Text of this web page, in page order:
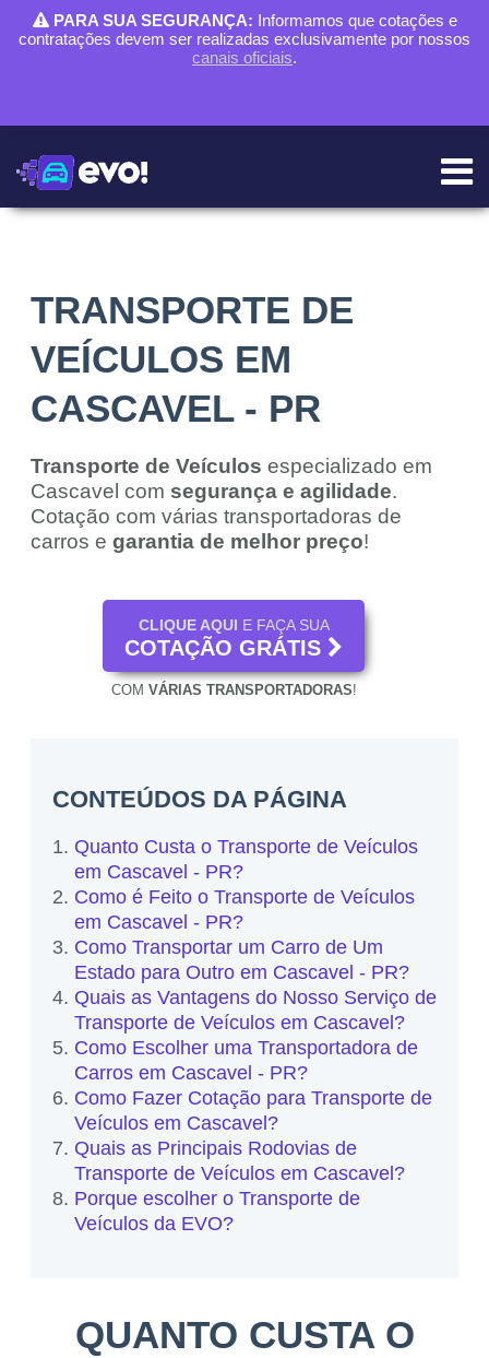
PARA SUA SEGURANÇA: Informamos que cotações e
contratações devem ser realizadas exclusivamente por nossos
canais oficiais.
TRANSPORTE DE
VEÍCULOS EM
CASCAVEL - PR
Transporte de Veículos especializado em
Cascavel com segurança e agilidade.
Cotação com várias transportadoras de
carros e garantia de melhor preço!
CLIQUE AQUI E FAÇA SUA
COTAÇÃO GRÁTIS
COM VÁRIAS TRANSPORTADORAS!
CONTEÚDOS DA PÁGINA
Quanto Custa o Transporte de Veículos
em Cascavel - PR?
Como é Feito o Transporte de Veículos
em Cascavel - PR?
Como Transportar um Carro de Um
Estado para Outro em Cascavel - PR?
Quais as Vantagens do Nosso Serviço de
Transporte de Veículos em Cascavel?
Como Escolher uma Transportadora de
Carros em Cascavel - PR?
Como Fazer Cotação para Transporte de
Veículos em Cascavel?
Quais as Principais Rodovias de
Transporte de Veículos em Cascavel?
Porque escolher o Transporte de
Veículos da EVO?
QUANTO CUSTA O